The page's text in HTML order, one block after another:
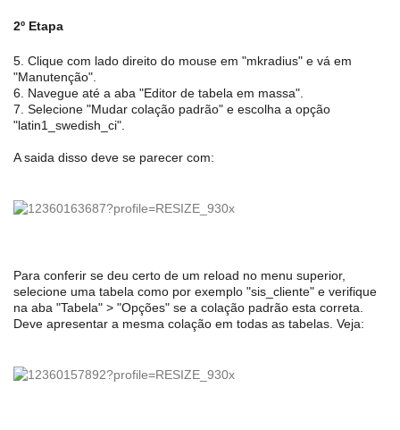
2º Etapa
5. Clique com lado direito do mouse em "mkradius" e vá em
"Manutenção".
6. Navegue até a aba "Editor de tabela em massa".
7. Selecione "Mudar colação padrão" e escolha a opção
"latin1_swedish_ci".
A saida disso deve se parecer com:
Para conferir se deu certo de um reload no menu superior,
selecione uma tabela como por exemplo "sis_cliente" e verifique
na aba "Tabela" > "Opções" se a colação padrão esta correta.
Deve apresentar a mesma colação em todas as tabelas. Veja: